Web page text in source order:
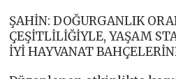
ŞAHİN: DOĞURGANLIK
ÇEŞİTLİLİĞİYLE, YAŞAM
İYİ HAYVANAT